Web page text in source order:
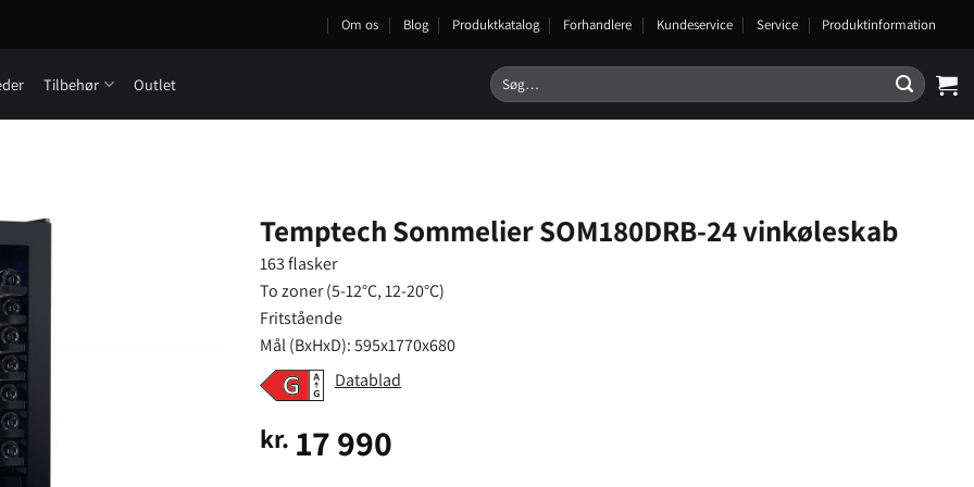
Om os Blog Produktkatalog Forhandlere Kundeservice Service Produktinformation
Tilbehør Outlet
Søg
efter:
Temptech Sommelier SOM180DRB-24 vinkøleskab
163 flasker
To zoner (5-12°C, 12-20°C)
Fritstående
Mål (BxHxD): 595x1770x680
Datablad
kr. 17 990